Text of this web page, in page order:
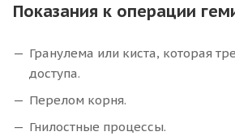
Показания к операции
Гранулема или киста, которая
доступа.
Перелом корня.
Гнилостные процессы.